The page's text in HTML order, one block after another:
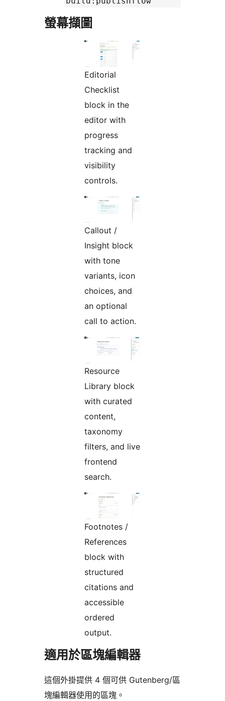
螢幕擷圖
Editorial
Checklist
block in the
editor with
progress
tracking and
visibility
controls.
Callout /
Insight block
with tone
variants, icon
choices, and
an optional
call to action.
Resource
Library block
with curated
content,
taxonomy
filters, and live
frontend
search.
Footnotes /
References
block with
structured
citations and
accessible
ordered
output.
適用於區塊編輯器
這個外掛提供 4 個可供 Gutenberg/區
塊編輯器使用的區塊。